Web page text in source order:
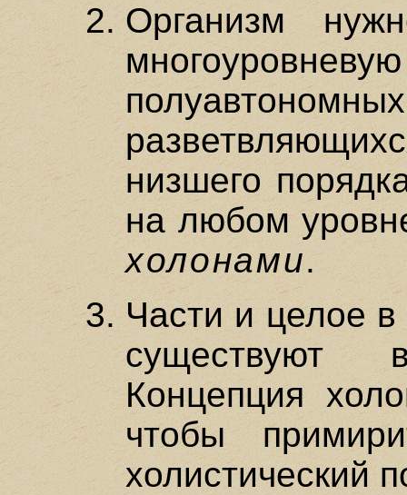
Организм
низшего
на любом
холонами.
Части и целое
существуют
Концепция
чтобы
холистический